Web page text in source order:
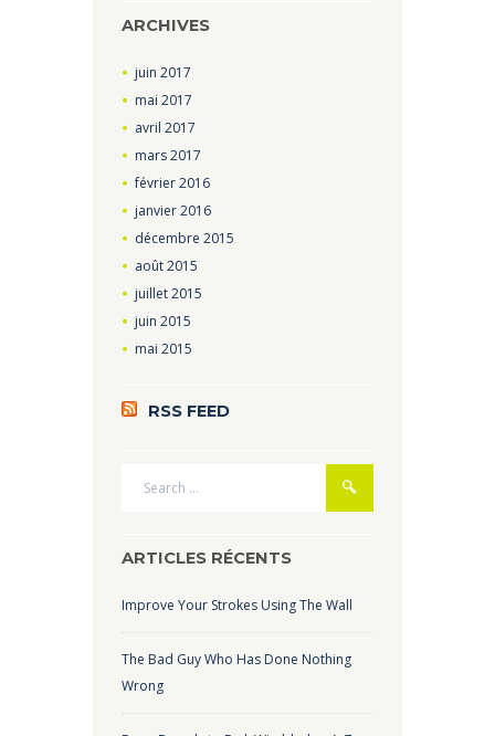
ARCHIVES
juin2017
mai2017
avril2017
mars2017
février2016
janvier2016
décembre2015
août2015
juillet2015
juin2015
mai2015
RSS FEED
ARTICLES RÉCENTS
Improve Your Strokes Using The Wall
The Bad Guy Who Has Done Nothing
Wrong